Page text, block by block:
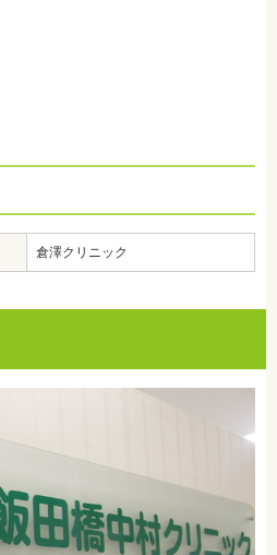
倉澤クリニック